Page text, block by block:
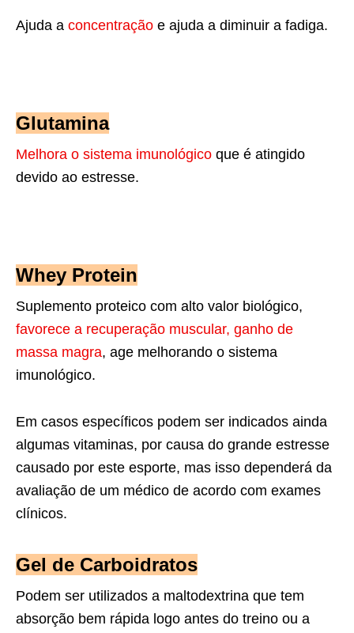
Ajuda a concentração e ajuda a diminuir a fadiga.
Glutamina
Melhora o sistema imunológico que é atingido
devido ao estresse.
Whey Protein
Suplemento proteico com alto valor biológico,
favorece a recuperação muscular, ganho de
massa magra, age melhorando o sistema
imunológico.
Em casos específicos podem ser indicados ainda
algumas vitaminas, por causa do grande estresse
causado por este esporte, mas isso dependerá da
avaliação de um médico de acordo com exames
clínicos.
Gel de Carboidratos
Podem ser utilizados a maltodextrina que tem
absorção bem rápida logo antes do treino ou a